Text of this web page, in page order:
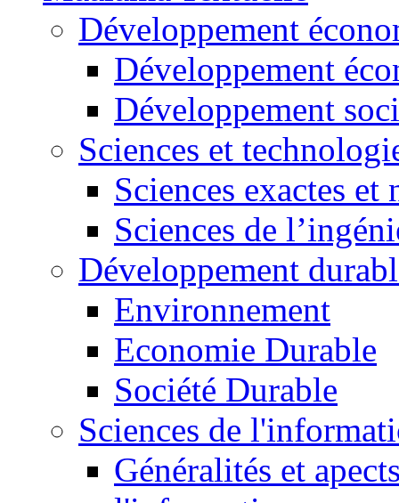
Développement
Développement
Développement
Sciences et
Sciences exactes et
Sciences de
Développement
Environnement
Economie Durable
Société Durable
Sciences de
Généralités et